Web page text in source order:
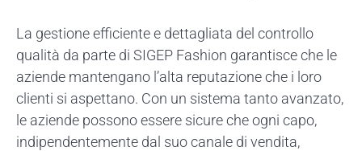
La gestione efficiente e dettagliata del controllo
qualità da parte di SIGEP Fashion garantisce che le
aziende mantengano l’alta reputazione che i loro
clienti si aspettano. Con un sistema tanto avanzato,
le aziende possono essere sicure che ogni capo,
indipendentemente dal suo canale di vendita,